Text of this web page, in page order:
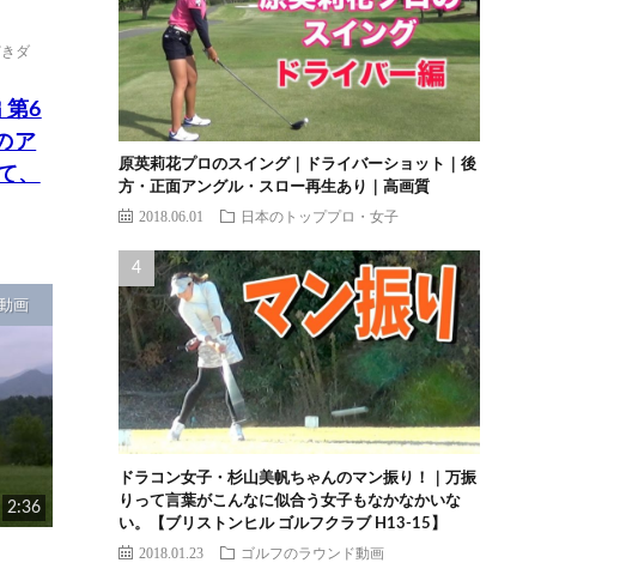
ダ
第6
ア
、
画
2:36
原英莉花プロのスイング｜ドライバーショット｜後
方・正面アングル・スロー再生あり｜高画質
2018.06.01 日本のトッププロ・女子
ドラコン女子・杉山美帆ちゃんのマン振り！｜万振
りって言葉がこんなに似合う女子もなかなかいな
い。【ブリストンヒル ゴルフクラブ H13-15】
2018.01.23 ゴルフのラウンド動画